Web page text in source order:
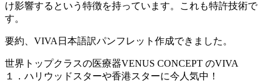
け影響するという特徴を持っています。これも特許技術で
す。
要約、VIVA日本語訳パンフレット作成できました。
世界トップクラスの医療器VENUS CONCEPT のVIVA
１．ハリウッドスターや香港スターに今人気中！